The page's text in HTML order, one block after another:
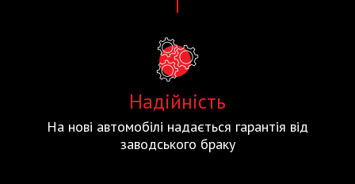
Надійність
На нові автомобілі надається гарантія від
заводського браку